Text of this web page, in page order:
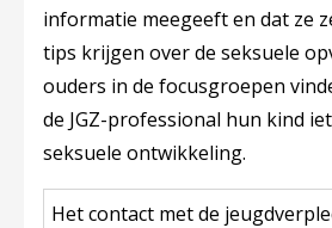
informatie meegeeft en dat ze
tips krijgen over de seksuele
ouders in de focusgroepen
de JGZ-professional hun kind
seksuele ontwikkeling.
Het contact met de